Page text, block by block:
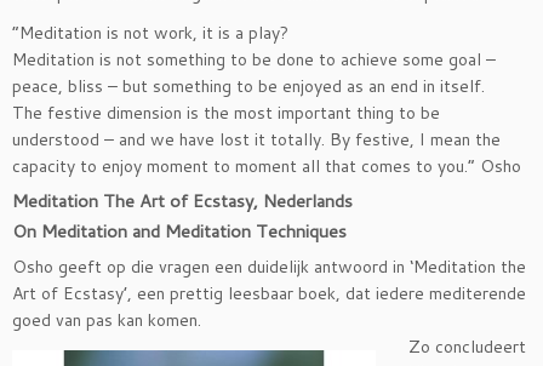
“Meditation is not work, it is a play?
Meditation is not something to be done to achieve some goal –
peace, bliss – but something to be enjoyed as an end in itself.
The festive dimension is the most important thing to be
understood – and we have lost it totally. By festive, I mean the
capacity to enjoy moment to moment all that comes to you.” Osho
Meditation The Art of Ecstasy, Nederlands
On Meditation and Meditation Techniques
Osho geeft op die vragen een duidelijk antwoord in ‘Meditation the
Art of Ecstasy’, een prettig leesbaar boek, dat iedere mediterende
goed van pas kan komen.
Zo concludeert